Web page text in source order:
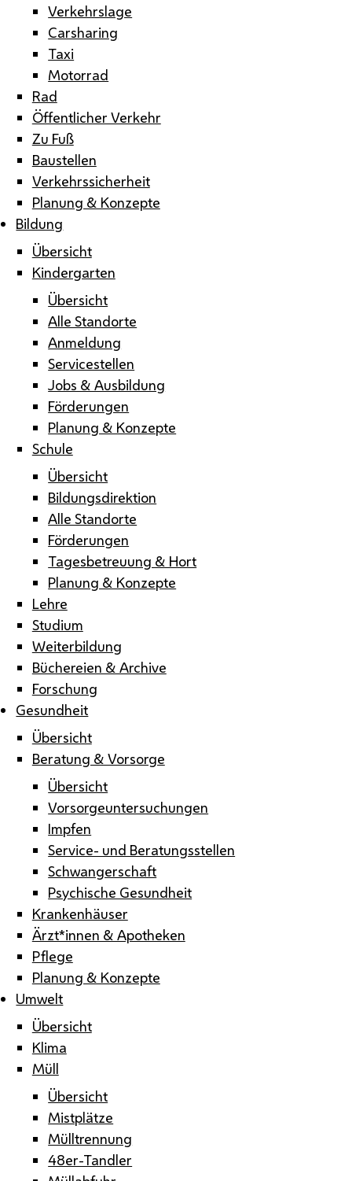
Verkehrslage
Carsharing
Taxi
Motorrad
Rad
Öffentlicher Verkehr
Zu Fuß
Baustellen
Verkehrssicherheit
Planung & Konzepte
Bildung
Übersicht
Kindergarten
Übersicht
Alle Standorte
Anmeldung
Servicestellen
Jobs & Ausbildung
Förderungen
Planung & Konzepte
Schule
Übersicht
Bildungsdirektion
Alle Standorte
Förderungen
Tagesbetreuung & Hort
Planung & Konzepte
Lehre
Studium
Weiterbildung
Büchereien & Archive
Forschung
Gesundheit
Übersicht
Beratung & Vorsorge
Übersicht
Vorsorgeuntersuchungen
Impfen
Service- und Beratungsstellen
Schwangerschaft
Psychische Gesundheit
Krankenhäuser
Ärzt*innen & Apotheken
Pflege
Planung & Konzepte
Umwelt
Übersicht
Klima
Müll
Übersicht
Mistplätze
Mülltrennung
48er-Tandler